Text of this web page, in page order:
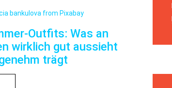
Outfits: Was an
wirklich gut aussieht
trägt